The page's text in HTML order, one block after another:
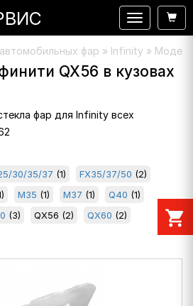
фар » Infinity »
QX56 в кузовах
фар для Infinity всех
30/35/37 (1) FX35/37/50 (2)
M35 (1) M37 (1) Q40 (1)
(3) QX56 (2) QX60 (2)
Навигация
shopping_cart